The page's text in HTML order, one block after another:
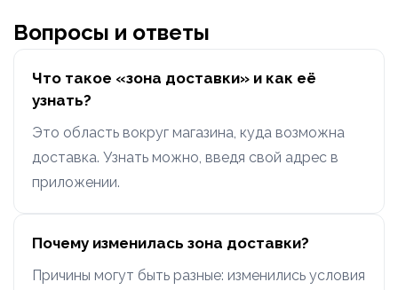
Вопросы и ответы
Что такое «зона доставки» и как её
узнать?
Это область вокруг магазина, куда возможна
доставка. Узнать можно, введя свой адрес в
приложении.
Почему изменилась зона доставки?
Причины могут быть разные: изменились условия